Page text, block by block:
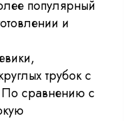
популярный
и
трубок с
сравнению с